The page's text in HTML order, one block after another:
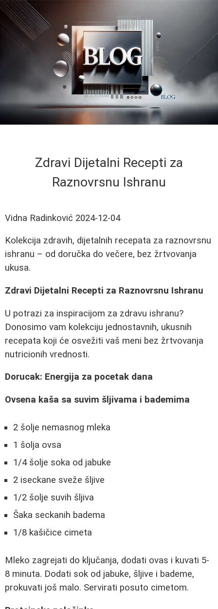
Zdravi Dijetalni Recepti za
Raznovrsnu Ishranu
Vidna Radinković 2024-12-04
Kolekcija zdravih, dijetalnih recepata za raznovrsnu
ishranu – od doručka do večere, bez žrtvovanja
ukusa.
Zdravi Dijetalni Recepti za Raznovrsnu Ishranu
U potrazi za inspiracijom za zdravu ishranu?
Donosimo vam kolekciju jednostavnih, ukusnih
recepata koji će osvežiti vaš meni bez žrtvovanja
nutricionih vrednosti.
Dorucak: Energija za pocetak dana
Ovsena kaša sa suvim šljivama i bademima
2 šolje nemasnog mleka
1 šolja ovsa
1/4 šolje soka od jabuke
2 iseckane sveže šljive
1/2 šolje suvih šljiva
Šaka seckanih badema
1/8 kašičice cimeta
Mleko zagrejati do ključanja, dodati ovas i kuvati 5-
8 minuta. Dodati sok od jabuke, šljive i bademe,
prokuvati još malo. Servirati posuto cimetom.